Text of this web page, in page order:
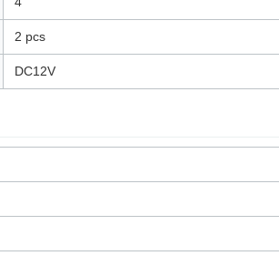
2 pcs
DC12V